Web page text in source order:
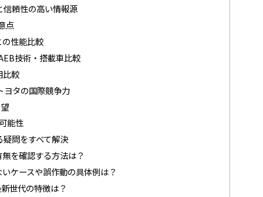
信頼性の高い情報源
点
性能比較
技術・搭載車比較
比較
ヨタの国際競争力
能性
問をすべて解決
を確認する方法は？
ケースや誤作動の具体例は？
世代の特徴は？